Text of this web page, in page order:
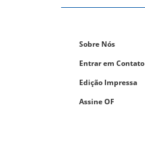
Sobre Nós
Entrar em Contato
Edição Impressa
Assine OF